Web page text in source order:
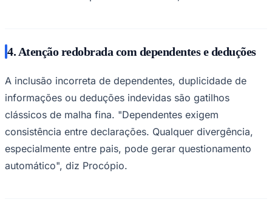
São Paulo
4. Atenção redobrada com dependentes e deduções
A inclusão incorreta de dependentes, duplicidade de
informações ou deduções indevidas são gatilhos
clássicos de malha fina. "Dependentes exigem
consistência entre declarações. Qualquer divergência,
especialmente entre pais, pode gerar questionamento
automático", diz Procópio.